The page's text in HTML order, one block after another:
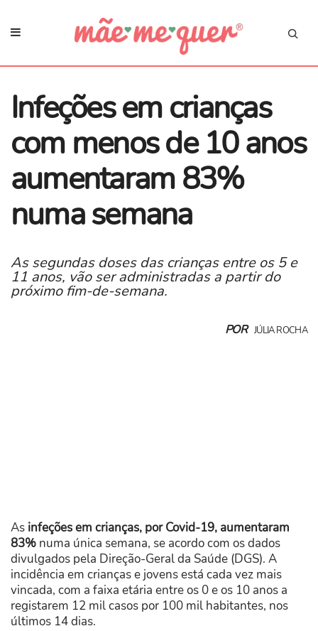
Infeções em crianças
com menos de 10 anos
aumentaram 83%
numa semana
As segundas doses das crianças entre os 5 e
11 anos, vão ser administradas a partir do
próximo fim-de-semana.
POR JÚLIA ROCHA
As infeções em crianças, por Covid-19, aumentaram
83% numa única semana, se acordo com os dados
divulgados pela Direção-Geral da Saúde (DGS). A
incidência em crianças e jovens está cada vez mais
vincada, com a faixa etária entre os 0 e os 10 anos a
registarem 12 mil casos por 100 mil habitantes, nos
últimos 14 dias.